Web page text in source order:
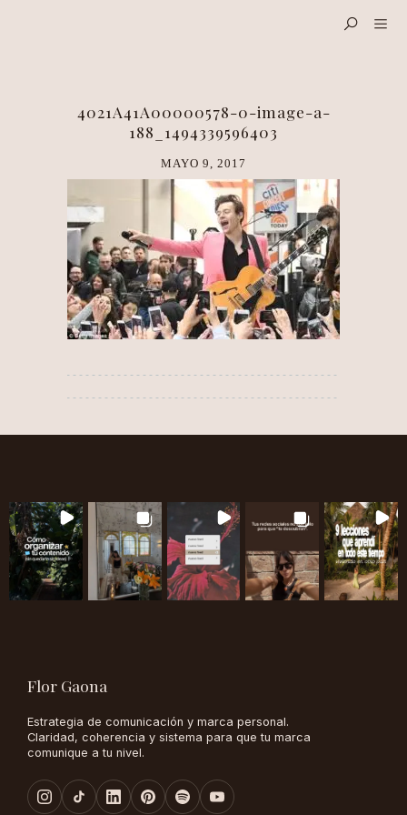
4021A41A00000578-0-image-a-
188_1494339596403
MAYO 9, 2017
Flor Gaona
Estrategia de comunicación y marca personal.
Claridad, coherencia y sistema para que tu marca
comunique a tu nivel.